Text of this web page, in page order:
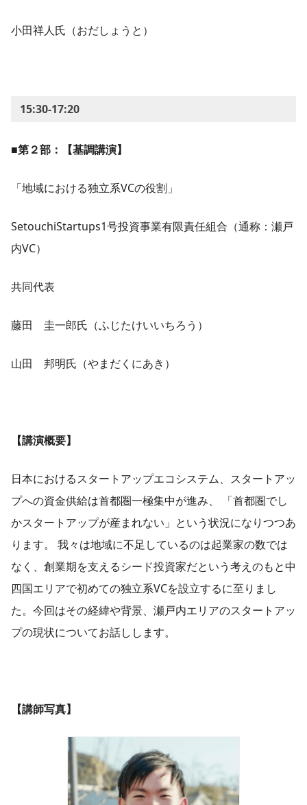
小田祥人氏（おだしょうと）
15:30-17:20
■第２部：【基調講演】
「地域における独立系VCの役割」
SetouchiStartups1号投資事業有限責任組合（通称：瀬戸
内VC）
共同代表
藤田 圭一郎氏（ふじたけいいちろう）
山田 邦明氏（やまだくにあき）
【講演概要】
日本におけるスタートアップエコシステム、スタートアッ
プへの資金供給は首都圏一極集中が進み、 「首都圏でし
かスタートアップが産まれない」という状況になりつつあ
ります。 我々は地域に不足しているのは起業家の数では
なく、創業期を支えるシード投資家だという考えのもと中
四国エリアで初めての独立系VCを設立するに至りまし
た。今回はその経緯や背景、瀬戸内エリアのスタートアッ
プの現状についてお話しします。
【講師写真】